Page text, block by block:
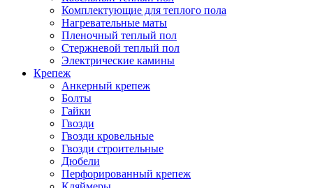
Комплектующие для теплого пола
Нагревательные маты
Пленочный теплый пол
Стержневой теплый пол
Электрические камины
Крепеж
Анкерный крепеж
Болты
Гайки
Гвозди
Гвозди кровельные
Гвозди строительные
Дюбели
Перфорированный крепеж